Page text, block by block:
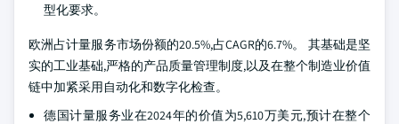
型化要求。
欧洲占计量服务市场份额的20.5%,占CAGR的6.7%。 其基础是坚
实的工业基础,严格的产品质量管理制度,以及在整个制造业价值
链中加紧采用自动化和数字化检查。
德国计量服务业在2024年的价值为5,610万美元,预计在整个